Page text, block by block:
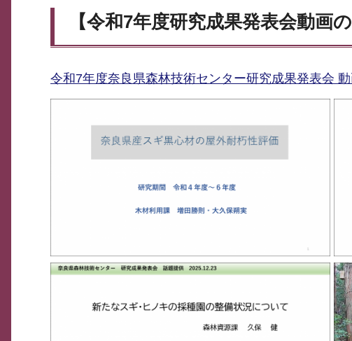
【令和7年度研究成果発表会動画の
令和7年度奈良県森林技術センター研究成果発表会